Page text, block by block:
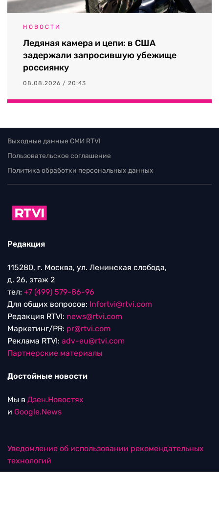
НОВОСТИ
Ледяная камера и цепи: в США
задержали запросившую убежище
россиянку
08.08.2026 / 20:43
Выходные данные СМИ RTVI
Пользовательское соглашение
Политика обработки персональных данных
Редакция
115280, г. Москва, ул. Ленинская слобода,
д. 26, этаж 2
тел: +7 (499) 579-86-96
Для общих вопросов: Infortvi@rtvi.com
Редакция RTVI: news@rtvi.com
Маркетинг/PR: pr@rtvi.com
Реклама RTVI: adv-eu@rtvi.com
Партнерские материалы
Достойные новости
Мы в Дзен.Новостях
и Google.News
Уведомление об использовании рекомендательных
технологий